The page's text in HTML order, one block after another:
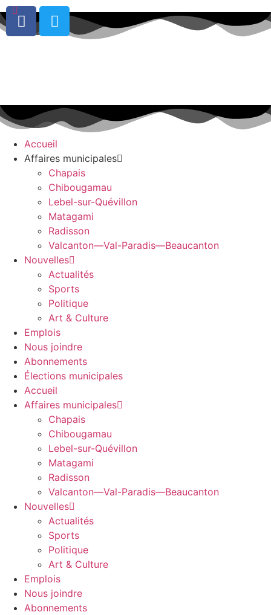
0
Accueil
Affaires municipales
Chapais
Chibougamau
Lebel-sur-Quévillon
Matagami
Radisson
Valcanton—Val-Paradis—Beaucanton
Nouvelles
Actualités
Sports
Politique
Art & Culture
Emplois
Nous joindre
Abonnements
Élections municipales
Accueil
Affaires municipales
Chapais
Chibougamau
Lebel-sur-Quévillon
Matagami
Radisson
Valcanton—Val-Paradis—Beaucanton
Nouvelles
Actualités
Sports
Politique
Art & Culture
Emplois
Nous joindre
Abonnements